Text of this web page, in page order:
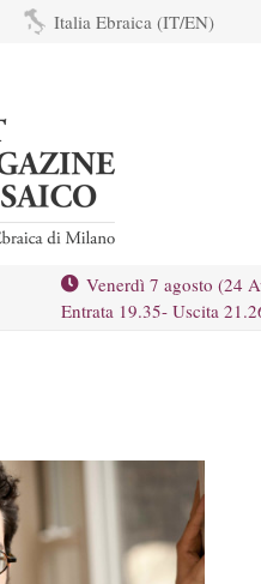
Italia Ebraica (IT/EN)
Venerdì 7 agosto (24
Entrata 19.35- Uscita